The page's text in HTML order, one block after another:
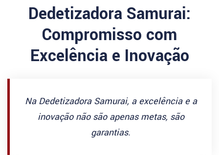
Dedetizadora Samurai:
Compromisso com
Excelência e Inovação
Na Dedetizadora Samurai, a excelência e a
inovação não são apenas metas, são
garantias.